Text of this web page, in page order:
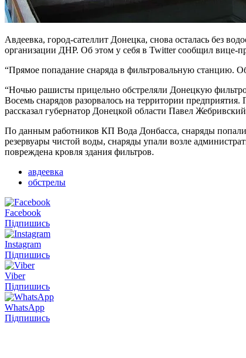
Авдеевка, город-сателлит Донецка, снова осталась без
организации ДНР. Об этом у себя в Twitter сообщил вице-
“Прямое попадание снаряда в фильтровальную станцию.
“Ночью рашисты прицельно обстреляли Донецкую
Восемь снарядов разорвалось на территории
рассказал губернатор Донецкой области Павел
По данным работников КП Вода Донбасса, снаряды попали
резервуары чистой воды, снаряды упали возле
повреждена кровля здания фильтров.
авдеевка
обстрелы
Facebook
Підпишись
Instagram
Підпишись
Viber
Підпишись
WhatsApp
Підпишись